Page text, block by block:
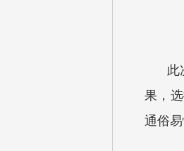
此
果，
通俗